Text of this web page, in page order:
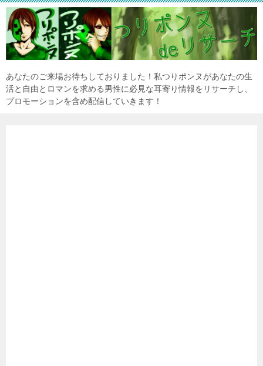
あなたのご来場お待ちしておりました！私つりポンヌがあなたの生
活と自由とロマンを求める男性に必見な耳寄り情報をリサーチし、
プロモーションを含め配信していきます！